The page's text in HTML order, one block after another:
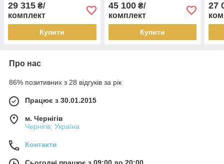
29 315 ₴/
комплект
Купити
45 100₴/
комплект
Купити
27
Про нас
86% позитивних з 28 відгуків за рік
Працює з 30.01.2015
м. Чернігів
Чернігів, Україна
Контакти